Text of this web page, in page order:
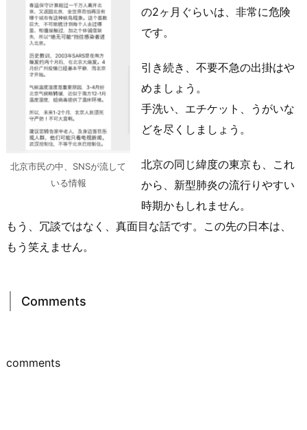
北京市民の中、SNSが流して
いる情報
の2ヶ月ぐらいは、非常に危険
です。
引き続き、不要不急の出掛はや
めましょう。
手洗い、エチケット、うがいな
どを尽くしましょう。
北京の同じ緯度の東京も、これ
から、新型肺炎の流行りやすい
時期かもしれません。
もう、冗談ではなく、真面目な話です。この先の日本は、
もう笑えません。
Comments
comments